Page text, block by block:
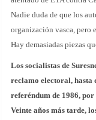
Nadie duda de que los
organización vasca, pero
Hay demasiadas piezas
Los socialistas de
reclamo electoral, hasta
referéndum de 1986,
Veinte años más tarde,